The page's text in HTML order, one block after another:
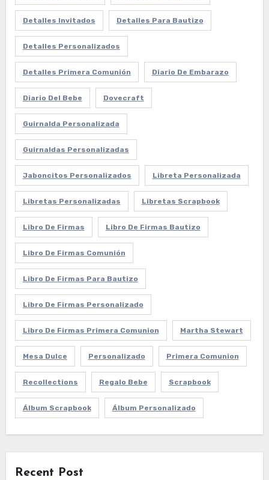
Detalles Invitados Detalles Para Bautizo
Detalles Personalizados
Detalles Primera Comunión Diario De Embarazo
Diario Del Bebe Dovecraft
Guirnalda Personalizada
Guirnaldas Personalizadas
Jaboncitos Personalizados Libreta Personalizada
Libretas Personalizadas Libretas Scrapbook
Libro De Firmas Libro De Firmas Bautizo
Libro De Firmas Comunión
Libro De Firmas Para Bautizo
Libro De Firmas Personalizado
Libro De Firmas Primera Comunion Martha Stewart
Mesa Dulce Personalizado Primera Comunion
Recollections Regalo Bebe Scrapbook
Álbum Scrapbook Álbum Personalizado
Recent Post